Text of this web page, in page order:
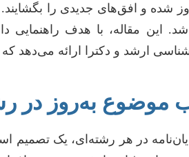
شده و افق‌های جدیدی را
ارشد و دکترا ارائه می‌دهد
موضوع به‌روز در
در هر رشته‌ای، یک تصمیم